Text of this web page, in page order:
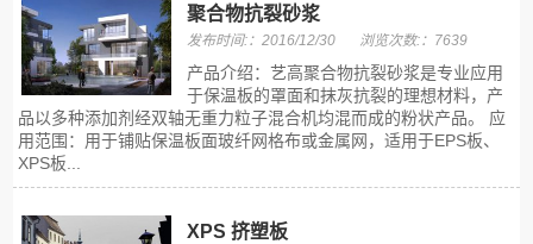
聚合物抗裂砂浆
发布时间:：2016/12/30 浏览次数:：7639
产品介绍：艺高聚合物抗裂砂浆是专业应用
于保温板的罩面和抹灰抗裂的理想材料，产
品以多种添加剂经双轴无重力粒子混合机均混而成的粉状产品。 应
用范围：用于铺贴保温板面玻纤网格布或金属网，适用于EPS板、
XPS板...
XPS 挤塑板